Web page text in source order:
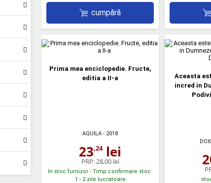
cumpără
Prima mea enciclopedie. Fructe,
editia a II-a
AQUILA - 2018
23,24lei
PRP:28,00 lei
In stoc furnizor - Timp confirmare stoc:
1 - 2 zile lucratoare
Aceasta
incred in